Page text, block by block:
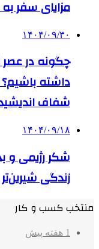
مزایای سفر
۱۴۰۴/۰۹/۳۰
چگونه در
داشته باشیم؟
شفاف
۱۴۰۴/۰۹/۱۸
شکر رژیمی و
زندگی شیرین‌تر
منتخب کسب و کار
1 هفته پیش